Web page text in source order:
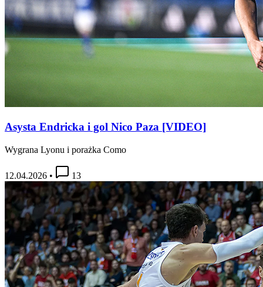
Asysta Endricka i gol Nico Paza [VIDEO]
Wygrana Lyonu i porażka Como
12.04.2026 • 13